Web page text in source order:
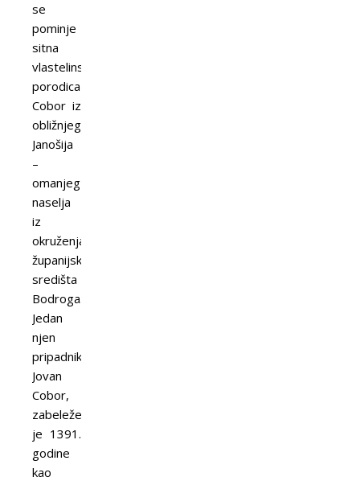
se
pominje
sitna
vlastelinska
porodica
Cobor iz
obližnjeg
Janošija
–
omanjeg
naselja
iz
okruženja
županijskog
središta
Bodroga.
Jedan
njen
pripadnik,
Jovan
Cobor,
zabeležen
je 1391.
godine
kao